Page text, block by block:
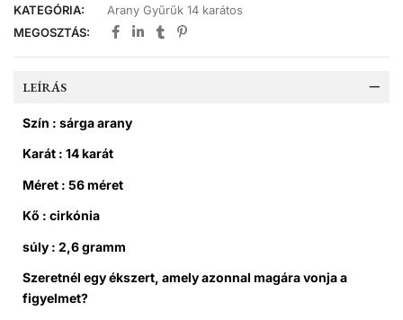
KATEGÓRIA:
Arany Gyűrűk 14 karátos
MEGOSZTÁS:
LEÍRÁS
Szín : sárga arany
Karát : 14 karát
Méret : 56 méret
Kő : cirkónia
súly : 2,6 gramm
Szeretnél egy ékszert, amely azonnal magára vonja a
figyelmet?